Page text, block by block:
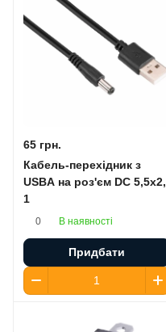
65 грн.
Кабель-перехідник з
USBA на роз'єм DC 5,5х2,
1
0 В наявності
Придбати